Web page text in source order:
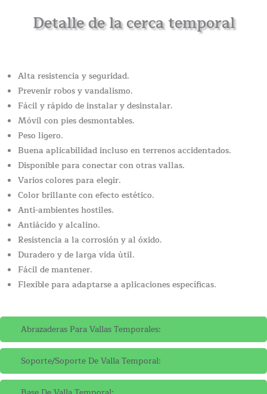
Detalle de la cerca temporal
Abrazaderas Para Vallas Temporales:
Soporte/soporte De Valla Temporal:
Alta resistencia y seguridad.
Prevenir robos y vandalismo.
Fácil y rápido de instalar y desinstalar.
Móvil con pies desmontables.
Peso ligero.
Buena aplicabilidad incluso en terrenos accidentados.
Disponible para conectar con otras vallas.
Varios colores para elegir.
Color brillante con efecto estético.
Anti-ambientes hostiles.
Antiácido y alcalino.
Resistencia a la corrosión y al óxido.
Duradero y de larga vida útil.
Fácil de mantener.
Flexible para adaptarse a aplicaciones específicas.